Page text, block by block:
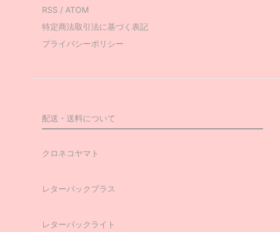
RSS / ATOM
特定商法取引法に基づく表記
プライバシーポリシー
配送・送料について
クロネコヤマト
レターパックプラス
レターパックライト